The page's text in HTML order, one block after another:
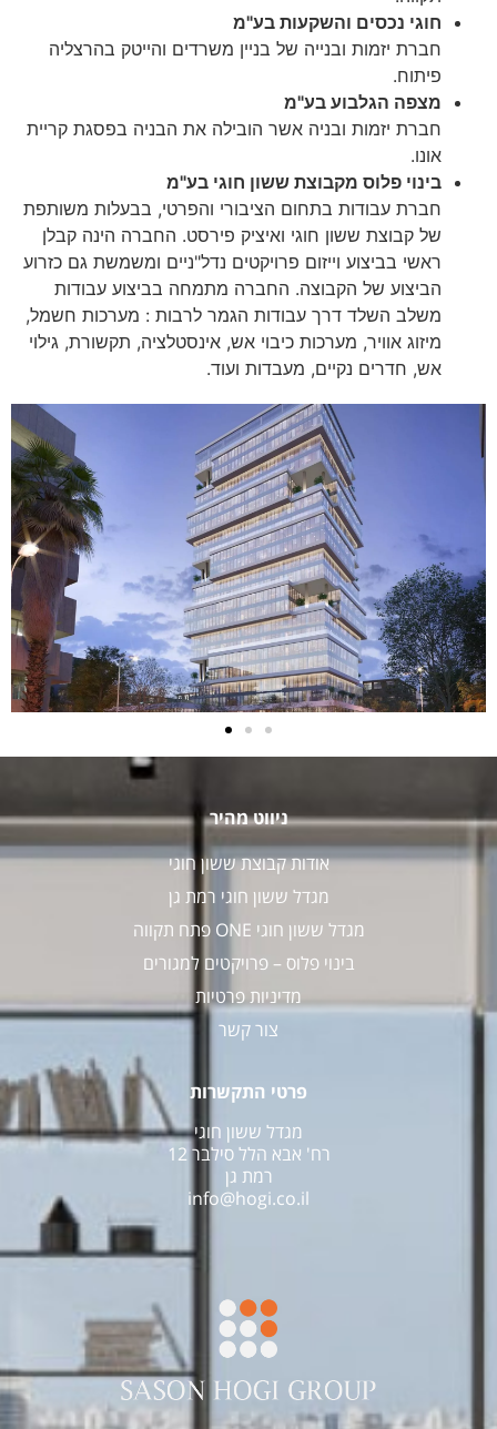
חוגי נכסים והשקעות בע"מ
חברת יזמות ובנייה של בניין משרדים והייטק בהרצליה
פיתוח.
מצפה הגלבוע בע"מ
חברת יזמות ובניה אשר הובילה את הבניה בפסגת קריית
אונו.
בינוי פלוס מקבוצת ששון חוגי בע"מ
חברת עבודות בתחום הציבורי והפרטי, בבעלות משותפת
של קבוצת ששון חוגי ואיציק פירסט. החברה הינה קבלן
ראשי בביצוע וייזום פרויקטים נדל"ניים ומשמשת גם כזרוע
הביצוע של הקבוצה. החברה מתמחה בביצוע עבודות
משלב השלד דרך עבודות הגמר לרבות : מערכות חשמל,
מיזוג אוויר, מערכות כיבוי אש, אינסטלציה, תקשורת, גילוי
אש, חדרים נקיים, מעבדות ועוד.
ניווט מהיר
אודות קבוצת ששון חוגי
מגדל ששון חוגי רמת גן
מגדל ששון חוגי ONE פתח תקווה
בינוי פלוס – פרויקטים למגורים
מדיניות פרטיות
צור קשר
פרטי התקשרות
מגדל ששון חוגי
רח' אבא הלל סילבר 12
רמת גן
info@hogi.co.il